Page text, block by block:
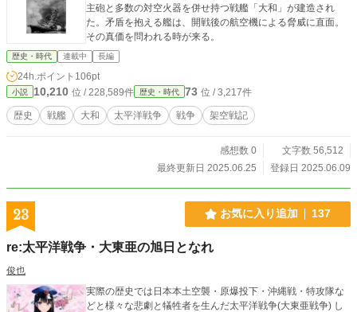
主砲と多数の対空火器を併せ持つ戦艦「大和」が建造され
た。矛盾を抱える艦は、開戦後の航空機による脅威に直面。
その真価を問われる時が来る。
歴史・時代 連載中 長編
24h.ポイント 106pt
小説 10,210 位 / 228,589件 歴史・時代 73 位 / 3,217件
歴史 戦艦 大和 太平洋戦争 戦争 架空戦記
感想数 0
文字数 56,512
最終更新日 2025.06.25
登録日 2025.06.09
23 お気に入り追加 137
re:太平洋戦争・大東亜の旭日となれ
俊也
実際の歴史では日本本土空襲・原爆投下・沖縄戦・特攻隊な
どと様々な悲劇と犠牲者を生んだ太平洋戦争(大東亜戦争) し